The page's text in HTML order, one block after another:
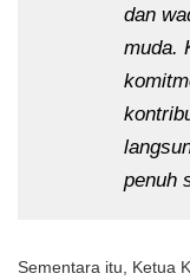
dan
muda.
penuh
Sementara itu, Ketua